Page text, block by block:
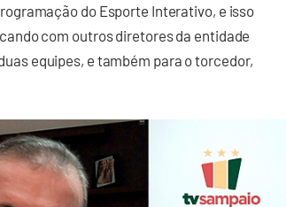
do Esporte Interativo, e isso
com outros diretores da entidade
equipes, e também para o torcedor,